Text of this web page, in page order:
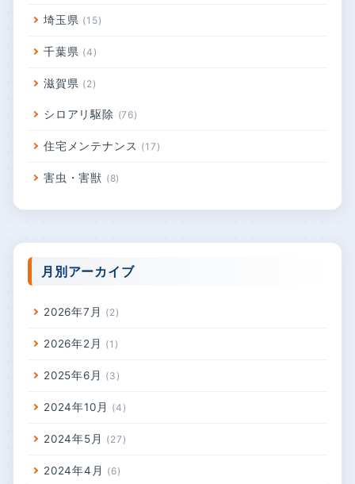
埼玉県 15
千葉県 4
滋賀県 2
シロアリ駆除 76
住宅メンテナンス 17
害虫・害獣 8
月別アーカイブ
2026年7月 2
2026年2月 1
2025年6月 3
2024年10月 4
2024年5月 27
2024年4月 6